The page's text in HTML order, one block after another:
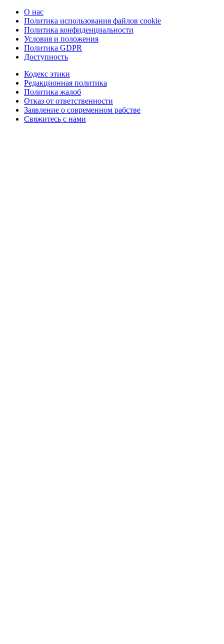
О нас
Политика использования файлов cookie
Политика конфиденциальности
Условия и положения
Политика GDPR
Доступность
Кодекс этики
Редакционная политика
Политика жалоб
Отказ от ответственности
Заявление о современном рабстве
Свяжитесь с нами